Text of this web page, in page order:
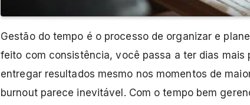
Gestão do tempo é o processo de organizar e
feito com consistência, você passa a ter dias mais
entregar resultados mesmo nos momentos de
burnout parece inevitável. Com o tempo bem